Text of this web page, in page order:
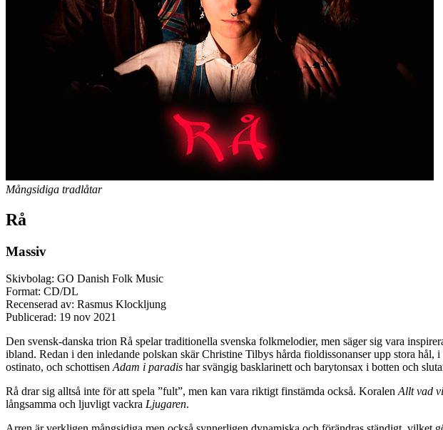
Mångsidiga tradlåtar
Rå
Massiv
Skivbolag: GO Danish Folk Music
Format: CD/DL
Recenserad av: Rasmus Klockljung
Publicerad: 19 nov 2021
Den svensk-danska trion Rå spelar traditionella svenska folkmelodier, men säger sig vara
ibland. Redan i den inledande polskan skär Christine Tilbys hårda fioldissonanser upp stora hål, i
ostinato, och schottisen Adam i paradis har svängig basklarinett och barytonsax i botten och
Rå drar sig alltså inte för att spela ”fult”, men kan vara riktigt finstämda också. Koralen Allt vad
långsamma och ljuvligt vackra Ljugaren.